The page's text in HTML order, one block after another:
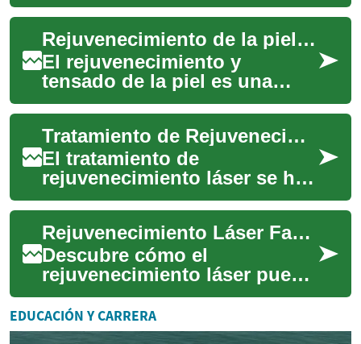
calidad de vida en el entorno
doméstico y...
Rejuvenecimiento de la piel: Tecnologías y tratamientos para tensar la piel
El rejuvenecimiento y
tensado de la piel es una
preocupación común para
muchas personas a medida
que envejecen. Con l...
Tratamiento de Rejuvenecimiento Láser: Todo lo que Necesitas Saber
El tratamiento de
rejuvenecimiento láser se ha
convertido en una opción
popular para aquellos que
buscan mejorar la a...
Rejuvenecimiento Láser Facial: Guía Completa y Actualizada
Descubre cómo el
rejuvenecimiento láser puede
mejorar la textura, el tono y la
salud de tu piel. Esta guía
completa e...
EDUCACIÓN Y CARRERA